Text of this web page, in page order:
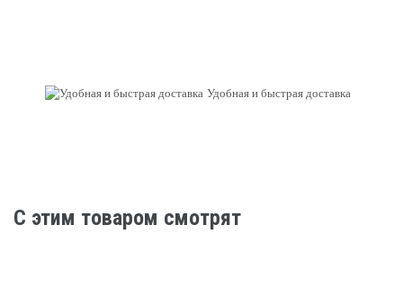
Удобная и быстрая доставка
C этим товаром смотрят